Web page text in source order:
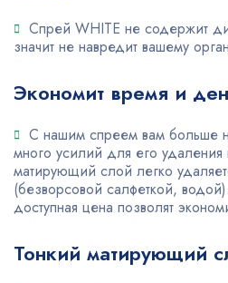
Спрей WHITE не содержит
значит не навредит вашему
Экономит время и
С нашим спреем вам больше
много усилий для его удаления
матирующий слой легко
(безворсовой салфеткой,
доступная цена позволят
Тонкий матирующий